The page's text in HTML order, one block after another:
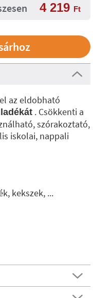
4 219 Ft
az eldobható
. Csökkenti a
szórakoztató,
iskolai, nappali
kekszek, ...